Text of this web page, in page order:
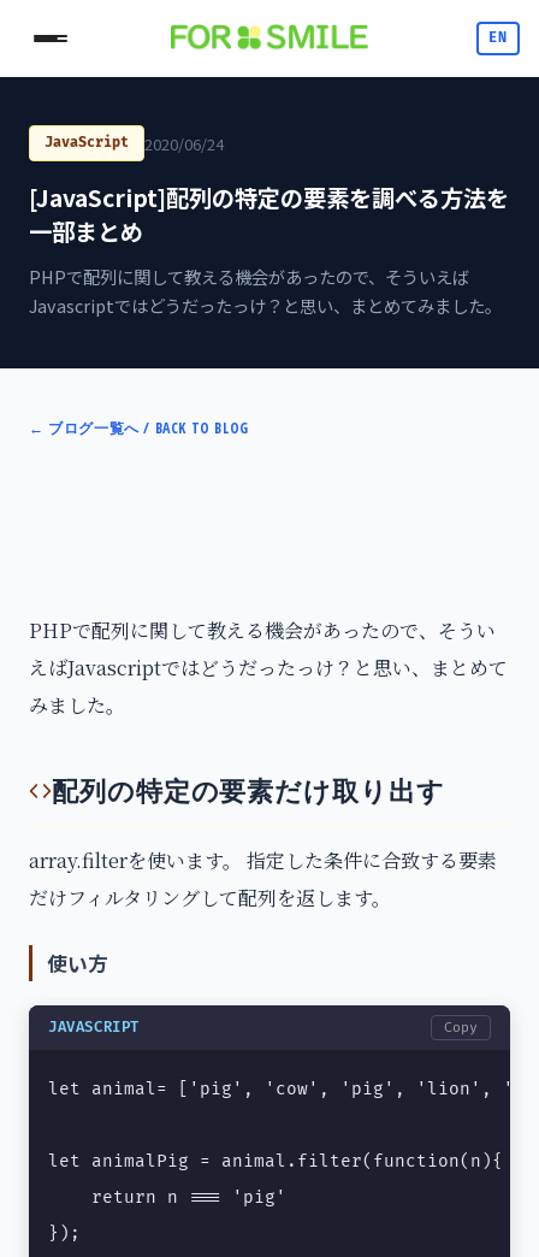
EN
JavaScript 2020/06/24
[JavaScript]配列の特定の要素を調べる方法を
一部まとめ
PHPで配列に関して教える機会があったので、そういえば
Javascriptではどうだったっけ？と思い、まとめてみました。
← ブログ一覧へ / BACK TO BLOG
PHPで配列に関して教える機会があったので、そうい
えばJavascriptではどうだったっけ？と思い、まとめて
みました。
配列の特定の要素だけ取り出す
array.filterを使います。 指定した条件に合致する要素
だけフィルタリングして配列を返します。
使い方
JAVASCRIPT Copy
let animal= ['pig', 'cow', 'pig', 'lion',
let animalPig = animal.filter(function(n){
    return n === 'pig'
});